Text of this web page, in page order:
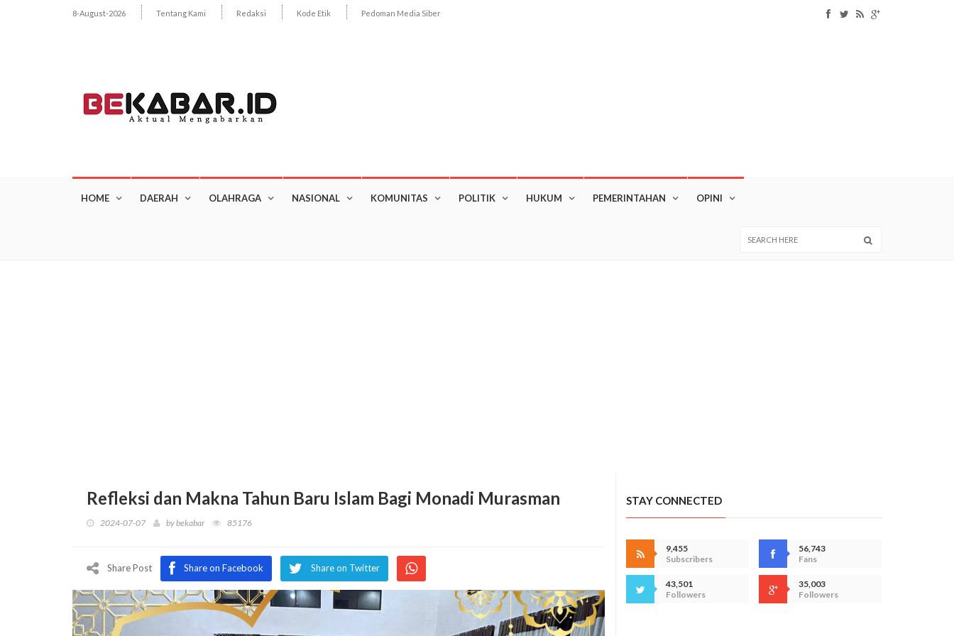
8-August-2026 Tentang Kami Redaksi Kode Etik Pedoman Media Siber
HOME DAERAH OLAHRAGA NASIONAL KOMUNITAS POLITIK HUKUM PEMERINTAHAN OPINI
Refleksi dan Makna Tahun Baru Islam Bagi Monadi Murasman
2024-07-07 bybekabar 85176
Share Post Share on Facebook Share on Twitter
STAY CONNECTED
9,455
Subscribers
56,743
Fans
43,501
Followers
35,003
Followers